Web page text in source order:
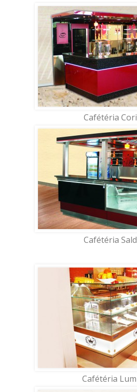
Cafétéria
Cafétéria
Cafétéria